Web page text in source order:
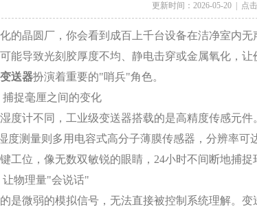
更新时间：2026-05-20 | 点
晶圆厂，你会看到成百上千台设备在洁净室内无
能导致光刻胶厚度不均、静电击穿或金属氧化，
送器扮演着重要的"哨兵"角色。
捉毫厘之间的变化
计不同，工业级变送器搭载的是高精度传感元件
度测量则多用电容式高分子薄膜传感器，分辨率可
工位，像无数双敏锐的眼睛，24小时不间断地捕捉
物理量"会说话"
微弱的模拟信号，无法直接被控制系统理解。变